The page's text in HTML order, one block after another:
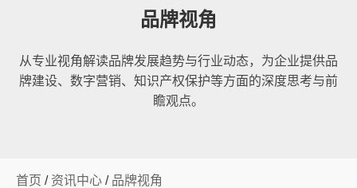
品牌视角
从专业视角解读品牌发展趋势与行业动态，为企业提供品
牌建设、数字营销、知识产权保护等方面的深度思考与前
瞻观点。
首页 / 资讯中心 / 品牌视角